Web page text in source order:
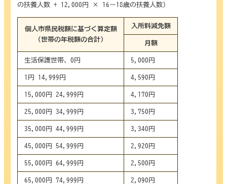
の扶養人数 + 12,000円 × 16～18歳の扶養人数）
個人市県民税額に基づく算定額
（世帯の年税額の合計）
入所料減免額
月額
生活保護世帯、0円 5,000円
1円-14,999円 4,590円
15,000円-24,999円 4,170円
25,000円-34,999円 3,750円
35,000円-44,999円 3,340円
45,000円-54,999円 2,920円
55,000円-64,999円 2,500円
65,000円-74,999円 2,090円